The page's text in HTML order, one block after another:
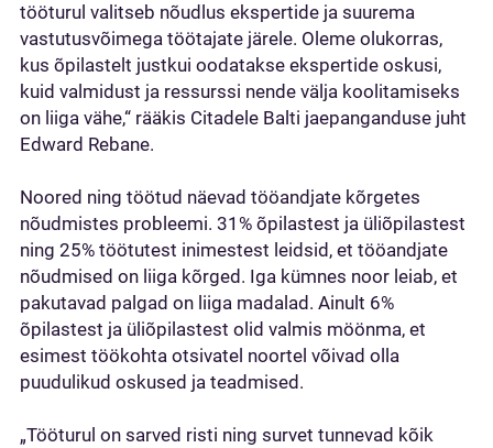
tööturul valitseb nõudlus ekspertide ja suurema
vastutusvõimega töötajate järele. Oleme olukorras,
kus õpilastelt justkui oodatakse ekspertide oskusi,
kuid valmidust ja ressurssi nende välja koolitamiseks
on liiga vähe,“ rääkis Citadele Balti jaepanganduse juht
Edward Rebane.
Noored ning töötud näevad tööandjate kõrgetes
nõudmistes probleemi. 31% õpilastest ja üliõpilastest
ning 25% töötutest inimestest leidsid, et tööandjate
nõudmised on liiga kõrged. Iga kümnes noor leiab, et
pakutavad palgad on liiga madalad. Ainult 6%
õpilastest ja üliõpilastest olid valmis möönma, et
esimest töökohta otsivatel noortel võivad olla
puudulikud oskused ja teadmised.
„Tööturul on sarved risti ning survet tunnevad kõik